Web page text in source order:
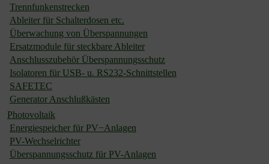
Trennfunkenstrecken
Ableiter für Schalterdosen etc.
Überwachung von Überspannungen
Ersatzmodule für steckbare Ableiter
Anschlusszubehör Überspannungsschutz
Isolatoren für USB- u. RS232-Schnittstellen
SAFETEC
Generator Anschlußkästen
Photovoltaik
Energiespeicher für PV−Anlagen
PV-Wechselrichter
Überspannungsschutz für PV-Anlagen